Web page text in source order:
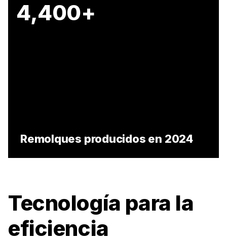
4,400+
Remolques producidos en 2024
Tecnología para la
eficiencia